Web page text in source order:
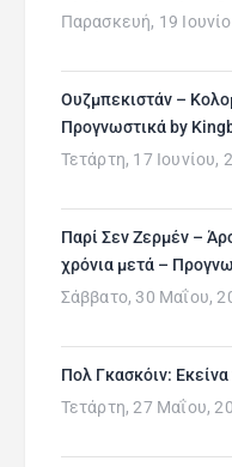
Παρασκευή, 19
Ουζμπεκιστάν –
Προγνωστικά by
Τετάρτη, 17 Ιουνίου,
Παρί Σεν Ζερμέν –
χρόνια μετά –
Σάββατο, 30 Μαΐου,
Πολ Γκασκόιν: Εκείνα
Τετάρτη, 27 Μαΐου,